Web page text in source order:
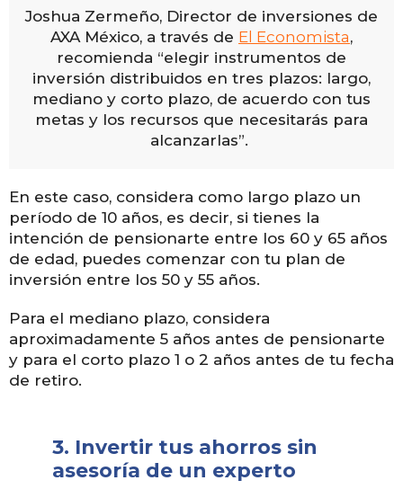
Joshua Zermeño, Director de inversiones de
AXA México, a través de El Economista,
recomienda “elegir instrumentos de
inversión distribuidos en tres plazos: largo,
mediano y corto plazo, de acuerdo con tus
metas y los recursos que necesitarás para
alcanzarlas”.
En este caso, considera como largo plazo un
período de 10 años, es decir, si tienes la
intención de pensionarte entre los 60 y 65 años
de edad, puedes comenzar con tu plan de
inversión entre los 50 y 55 años.
Para el mediano plazo, considera
aproximadamente 5 años antes de pensionarte
y para el corto plazo 1 o 2 años antes de tu fecha
de retiro.
3. Invertir tus ahorros sin
asesoría de un experto